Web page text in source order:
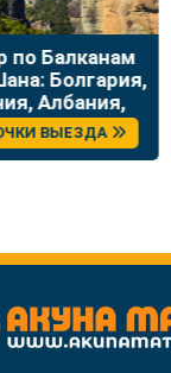
Балканам
Болгария,
Албания,
ВЫЕЗДА